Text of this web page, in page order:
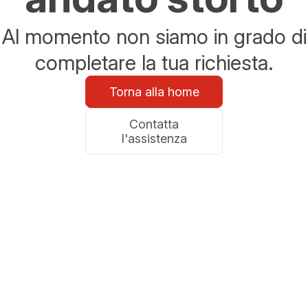
Al momento non siamo in grado di
completare la tua richiesta.
Torna alla home
Contatta
l'assistenza